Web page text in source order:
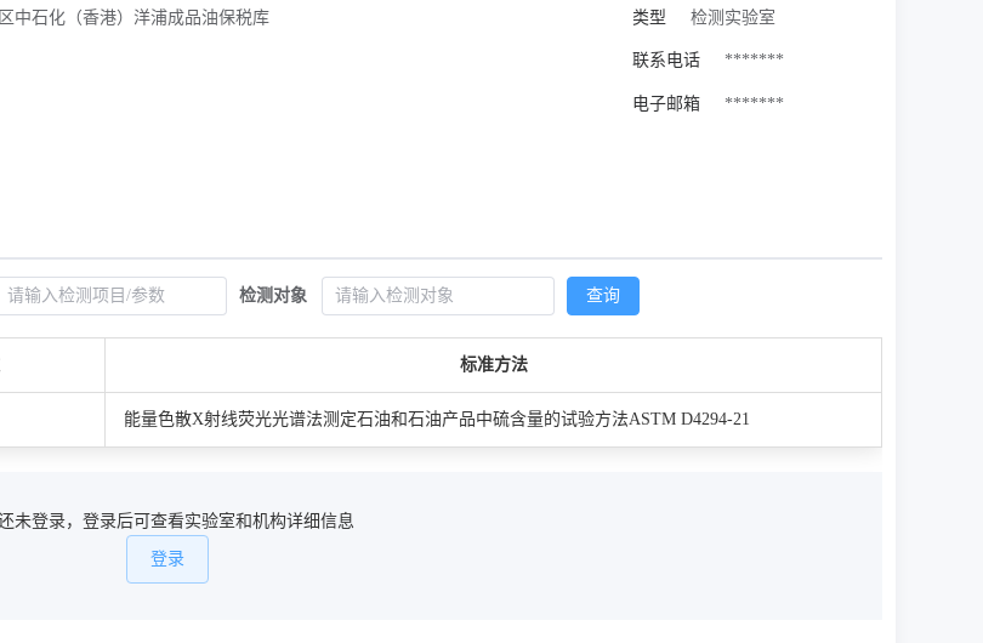
中石化（香港）洋浦成品油保税库 类型 检测实验室
联系电话 *******
电子邮箱 *******
检测对象 查询
标准方法
能量色散X射线荧光光谱法测定石油和石油产品中硫含量的试验方法ASTM D4294-21
未登录，登录后可查看实验室和机构详细信息
登录